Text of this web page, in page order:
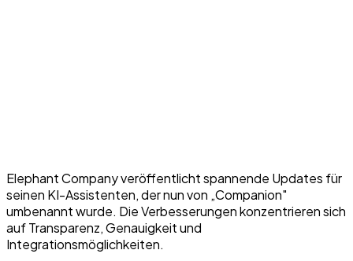
Elephant Company veröffentlicht spannende Updates für
seinen KI-Assistenten, der nun von „Companion"
umbenannt wurde. Die Verbesserungen konzentrieren sich
auf Transparenz, Genauigkeit und
Integrationsmöglichkeiten.